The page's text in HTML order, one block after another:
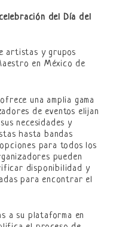
del Día del
artistas y grupos
en México de
una amplia gama
de eventos elijan
necesidades y
hasta bandas
para todos los
pueden
disponibilidad y
para encontrar el
a su plataforma en